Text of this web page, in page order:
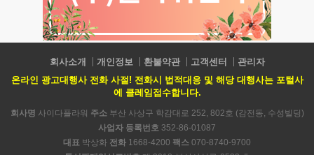
회사소개 개인정보 환불약관 고객센터
관리자
온라인 광고대행사 전화 사절! 전화시 법적대응 및 해당 대행사는 포털사
에 클레임접수합니다.
회사명 사이다플라워 주소부산 사상구 학감대로 252, 802호 (감전동, 수성빌딩)
사업자 등록번호 352-86-01087
대표 박상화 전화 1668-4200 팩스 070-8740-9700